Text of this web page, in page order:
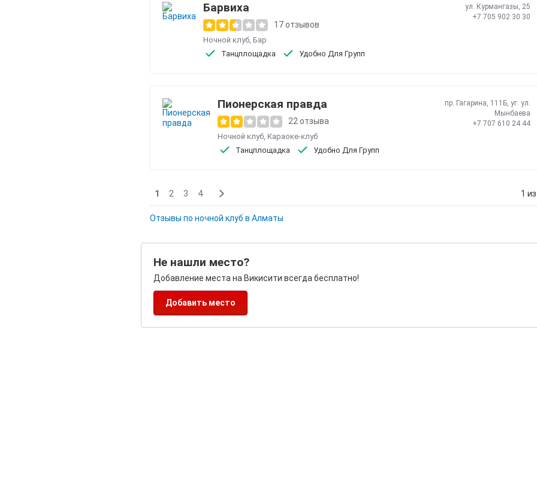
Барвиха
17 отзывов
Ночной клуб, Бар
ул. Курмангазы, 25
+7 705 902 30 30
Танцплощадка Удобно Для Групп
Пионерская правда
22 отзыва
Ночной клуб, Караоке-клуб
пр. Гагарина, 111Б, уг. ул.
Мынбаева
+7 707 610 24 44
Танцплощадка Удобно Для Групп
1 2 3 4 1
Отзывы по ночной клуб в Алматы
Не нашли место?
Добавление места на Викисити всегда бесплатно!
Добавить место